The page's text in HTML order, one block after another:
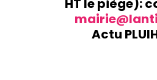
HT le piège):
Actu